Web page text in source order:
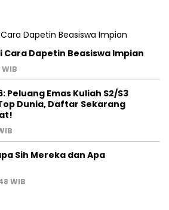
Cara Dapetin Beasiswa Impian
Peluang Emas Kuliah S2/S3
Dunia, Daftar Sekarang
Sih Mereka dan Apa
WIB